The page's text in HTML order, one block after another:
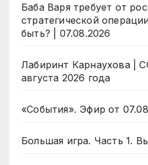
Баба Варя требует от
стратегической
быть? | 07.08.2026
Лабиринт Карнаухова |
августа 2026 года
«События». Эфир от
Большая игра. Часть 1.